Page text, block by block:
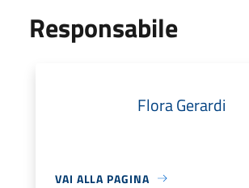
Responsabile
Flora Gerardi
VAI ALLA PAGINA